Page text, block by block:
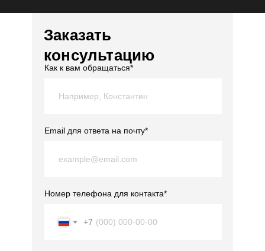
Заказать
консультацию
Как к вам обращаться*
Email для ответа на почту*
Номер телефона для контакта*
+7